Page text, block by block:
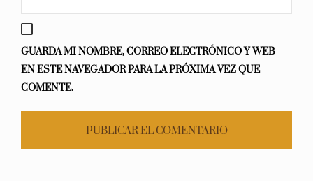
GUARDA MI NOMBRE, CORREO ELECTRÓNICO Y WEB
EN ESTE NAVEGADOR PARA LA PRÓXIMA VEZ QUE
COMENTE.